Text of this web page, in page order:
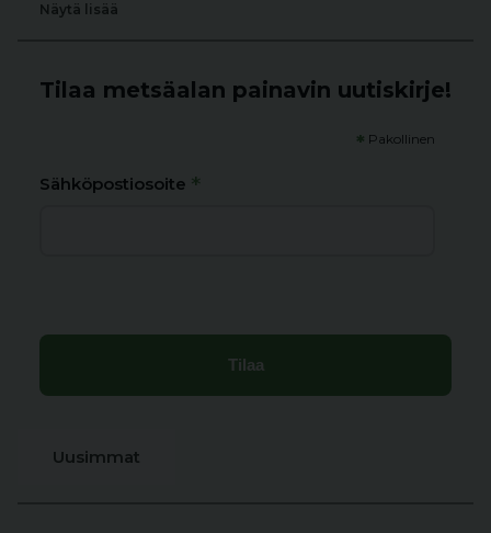
Näytä lisää
Tilaa metsäalan painavin uutiskirje!
* Pakollinen
Sähköpostiosoite *
Uusimmat